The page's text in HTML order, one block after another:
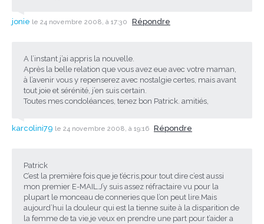
jonie le 24 novembre 2008, à 17:30 Répondre
A l’instant j’ai appris la nouvelle.
Après la belle relation que vous avez eue avec votre maman,
à l’avenir vous y repenserez avec nostalgie certes, mais avant
tout joie et sérénité, j’en suis certain.
Toutes mes condoléances, tenez bon Patrick. amitiés,
karcolini79 le 24 novembre 2008, à 19:16 Répondre
Patrick
C’est la première fois que je t’écris,pour tout dire c’est aussi
mon premier E-MAIL.J’y suis assez réfractaire vu pour la
plupart le monceau de conneries que l’on peut lire.Mais
aujourd’hui la douleur qui est la tienne suite à la disparition de
la femme de ta vie,je veux en prendre une part pour t’aider a